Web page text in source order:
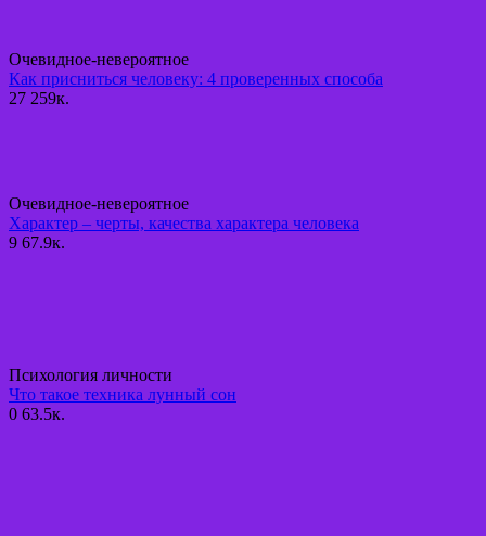
Очевидное-невероятное
Как присниться человеку: 4 проверенных способа
27 259к.
Очевидное-невероятное
Характер – черты, качества характера человека
9 67.9к.
Психология личности
Что такое техника лунный сон
0 63.5к.